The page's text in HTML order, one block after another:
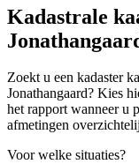
Kadastrale
Zoekt u een kadaster
Jonathangaard? Kies
het rapport wanneer u
afmetingen
Voor welke situaties?